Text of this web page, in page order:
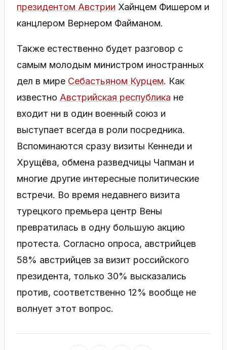
президентом Австрии Хайнцем Фишером и
канцлером Вернером Файманом.
Также естественно будет разговор с
самым молодым министром иностранных
дел в мире Себастьяном Курцем. Как
известно Австрийская республика не
входит ни в один военный союз и
выступает всегда в роли посредника.
Вспоминаются сразу визиты Кеннеди и
Хрущёва, обмена разведчицы Чапман и
многие другие интересные политические
встречи. Во время недавнего визита
турецкого премьера центр Вены
превратилась в одну большую акцию
протеста. Согласно опроса, австрийцев
58% австрийцев за визит российского
президента, только 30% высказались
против, соответственно 12% вообще не
волнует этот вопрос.